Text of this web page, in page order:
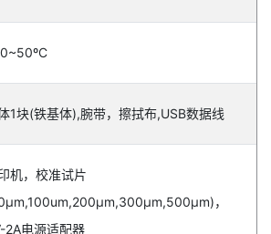
1块(铁基体),腕带，擦拭布,USB数据线
机，校准试片
，
2A电源适配器